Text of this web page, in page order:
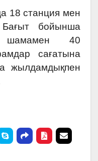
18 станция мен
бойынша
шамамен 40
сағатына
жылдамдықпен